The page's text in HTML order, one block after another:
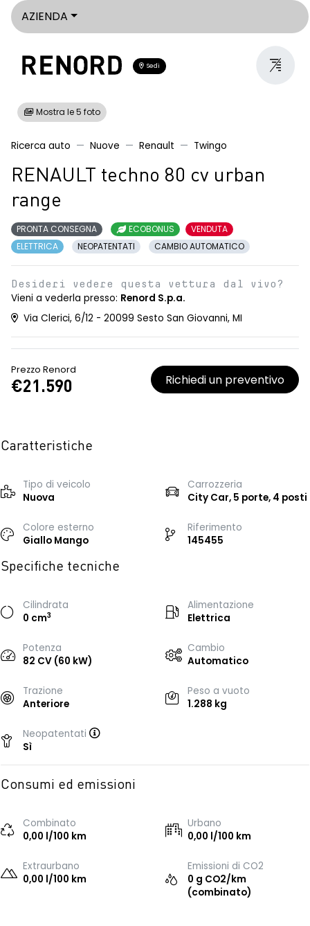
AZIENDA
Sedi
Mostra le 5 foto
Ricerca auto Nuove Renault Twingo
RENAULT techno 80 cv urban
range
PRONTA CONSEGNA ECOBONUS
VENDUTA
ELETTRICA
NEOPATENTATI CAMBIO AUTOMATICO
Desideri vedere questa vettura dal vivo?
Vieni a vederla presso: Renord S.p.a.
Via Clerici, 6/12 - 20099 Sesto San Giovanni, MI
Prezzo Renord
€21.590 Richiedi un preventivo
Caratteristiche
Tipo di veicolo
Nuova
Carrozzeria
City Car, 5 porte, 4 posti
Colore esterno
Giallo Mango
Riferimento
145455
Specifiche tecniche
Cilindrata
0 cm3
Alimentazione
Elettrica
Potenza
82 CV (60 kW)
Cambio
Automatico
Trazione
Anteriore
Peso a vuoto
1.288 kg
Neopatentati
Sì
Consumi ed emissioni
Combinato
0,00 l/100 km
Urbano
0,00 l/100 km
Extraurbano
0,00 l/100 km
Emissioni di CO2
0 g CO2/km
(combinato)